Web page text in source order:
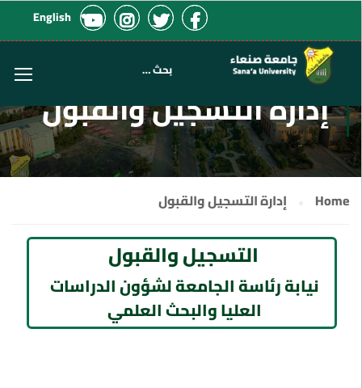
English
إدارة التسجيل والقبول
Home إدارة التسجيل والقبول
التسجيل والقبول
نيابة رئاسة الجامعة لشؤون الدراسات
العليا والبحث العلمي